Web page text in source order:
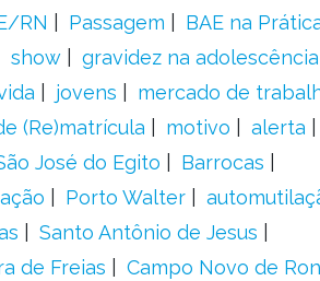
RN Passagem
BAE na
show
gravidez na adolescência
jovens
mercado de
(Re)matrícula motivo alerta
José do Egito
Barrocas
Porto Walter
Santo Antônio de Jesus
de Freias
Campo Novo de